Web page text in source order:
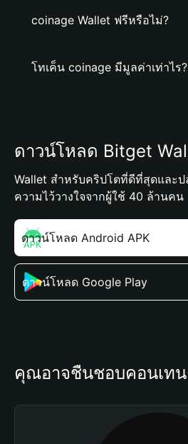
coinage Wallet ฟรีหรือไม่?
โทเค็น coinage มีมูลค่าเท่าไร?
ดาวน์โหลด Bitget
Wallet สำหรับคริปโตที่ดีที่สุดและ
ความไว้วางใจจากผู้ใช้ 40 ล้านคน
ดาวน์โหลด Android APK
ดาวน์โหลด Google Play
คุณอาจชื่นชอบคอนเท